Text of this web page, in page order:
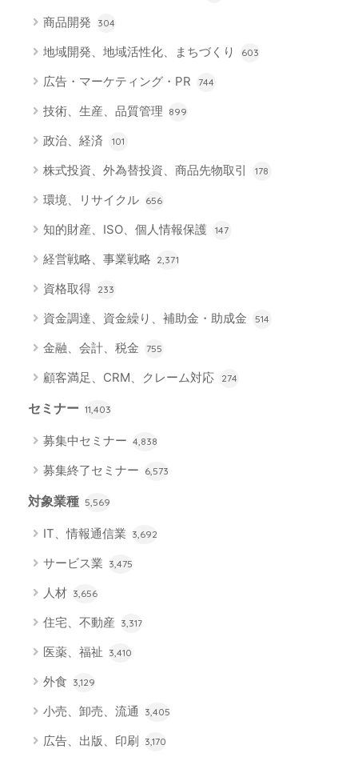
商品開発 304
地域開発、地域活性化、まちづくり 603
広告・マーケティング・PR 744
技術、生産、品質管理 899
政治、経済 101
株式投資、外為替投資、商品先物取引 178
環境、リサイクル 656
知的財産、ISO、個人情報保護 147
経営戦略、事業戦略 2,371
資格取得 233
資金調達、資金繰り、補助金・助成金 514
金融、会計、税金 755
顧客満足、CRM、クレーム対応 274
セミナー 11,403
募集中セミナー 4,838
募集終了セミナー 6,573
対象業種 5,569
IT、情報通信業 3,692
サービス業 3,475
人材 3,656
住宅、不動産 3,317
医薬、福祉 3,410
外食 3,129
小売、卸売、流通 3,405
広告、出版、印刷 3,170